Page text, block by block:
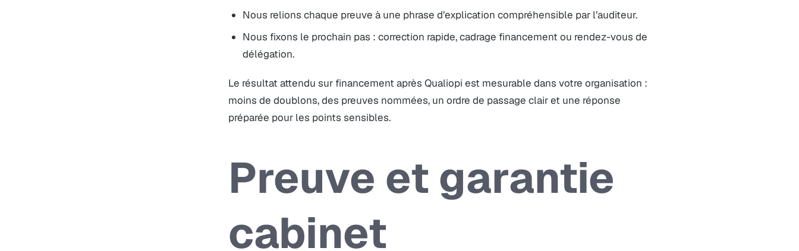
Nous relions chaque preuve à une phrase d’explication compréhensible par l’auditeur.
Nous fixons le prochain pas : correction rapide, cadrage financement ou rendez-vous de
délégation.
Le résultat attendu sur financement après Qualiopi est mesurable dans votre organisation :
moins de doublons, des preuves nommées, un ordre de passage clair et une réponse
préparée pour les points sensibles.
Preuve et garantie
cabinet